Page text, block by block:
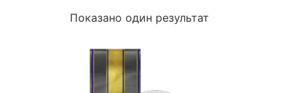
Показано один результат